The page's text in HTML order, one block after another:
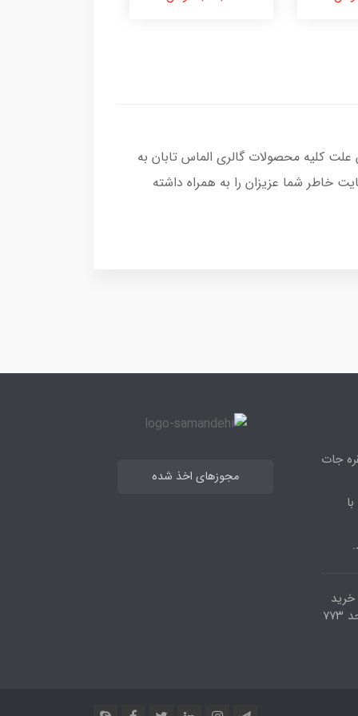
کلیه محصولات گالری الماس تابان به
خاطر شما عزیزان را به همراه داشته
جات
خرید
مجوزهای اخذ شده